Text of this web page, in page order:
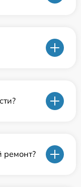
ремонт?